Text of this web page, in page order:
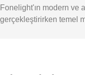
Fonelight'ın modern ve
gerçekleştirirken temel